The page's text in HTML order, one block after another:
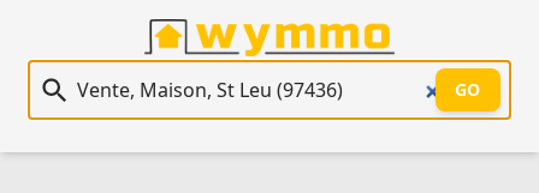
Recherche immobilière
GO